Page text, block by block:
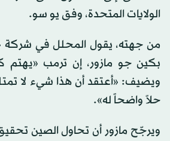
الولايات المتحدة، وفق يو سو.
من جهته، يقول المحلل في شركة
بكين جو مازور، إن ترمب «يهتم
ويضيف: «أعتقد أن هذا شيء لا
حلاً واضحاً له».
ويرجّح مازور أن تحاول الصين